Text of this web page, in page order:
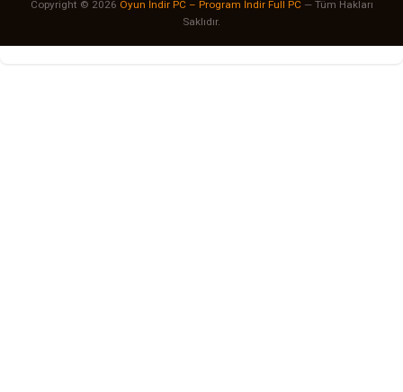
Copyright © 2026 Oyun İndir PC – Program İndir Full PC — Tüm Hakları
Saklıdır.